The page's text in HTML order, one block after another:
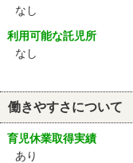
なし
利用可能な託児所
なし
働きやすさについて
育児休業取得実績
あり